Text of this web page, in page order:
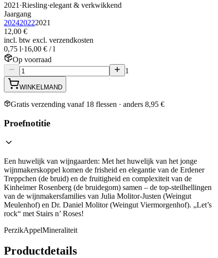
2021 ·Riesling·elegant & verkwikkend
Jaargang
202420222021
12,00 €
incl. btw excl. verzendkosten
0,75 l·16,00 € / l
Op voorraad
1
WINKELMAND
Gratis verzending vanaf 18 flessen · anders 8,95 €
Proefnotitie
Een huwelijk van wijngaarden: Met het huwelijk van het jonge
wijnmakerskoppel komen de frisheid en elegantie van de Erdener
Treppchen (de bruid) en de fruitigheid en complexiteit van de
Kinheimer Rosenberg (de bruidegom) samen – de top-steilhellingen
van de wijnmakersfamilies van Julia Molitor-Justen (Weingut
Meulenhof) en Dr. Daniel Molitor (Weingut Viermorgenhof). „Let’s
rock“ met Stairs n’ Roses!
PerzikAppelMineraliteit
Productdetails